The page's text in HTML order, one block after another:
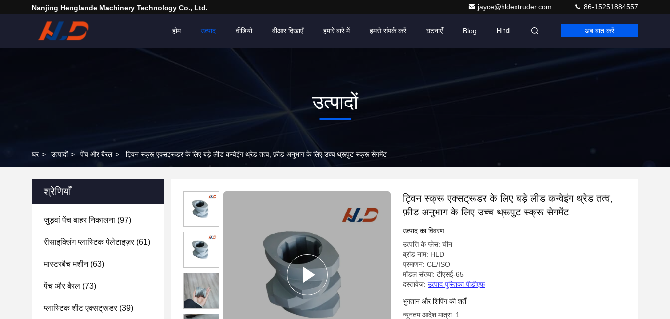
Nanjing Henglande Machinery Technology Co., Ltd. jayce@hldextruder.com 86-15251884557
होम उत्पाद वीडियो वीआर दिखाएँ हमारे बारे में हमसे संपर्क करें घटनाएँ Blog Hindi अब बात करें
उत्पादों
घर > उत्पादों > पेंच और बैरल > ट्विन स्क्रू एक्सट्रूडर के लिए बड़े लीड कन्वेइंग थ्रेड तत्व, फ़ीड अनुभाग के लिए उच्च थ्रूपुट स्क्रू सेगमेंट
श्रेणियाँ
जुड़वां पेंच बाहर निकालना (97)
रीसाइक्लिंग प्लास्टिक पेलेटाइज़र(61)
मास्टरबैच मशीन(63)
पेंच और बैरल (73)
प्लास्टिक शीट एक्सट्रूडर(39)
ट्विन स्क्रू एक्सट्रूडर के लिए बड़े लीड कन्वेइंग थ्रेड तत्व,
फ़ीड अनुभाग के लिए उच्च थ्रूपुट स्क्रू सेगमेंट
उत्पाद का विवरण
उत्पत्ति के प्लेस: चीन
ब्रांड नाम: HLD
प्रमाणन: CE/ISO
मॉडल संख्या: टीएसई-65
दस्तावेज़: उत्पाद पुस्तिका पीडीएफ
भुगतान और शिपिंग की शर्तें
न्यूनतम आदेश मात्रा: 1